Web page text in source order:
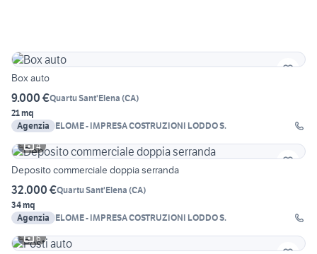
Box auto
9.000 €Quartu Sant'Elena (CA)
21 mq
Agenzia
ELOME - IMPRESA COSTRUZIONI LODDO S.
4
Deposito commerciale doppia serranda
32.000 €Quartu Sant'Elena (CA)
34 mq
Agenzia
ELOME - IMPRESA COSTRUZIONI LODDO S.
6